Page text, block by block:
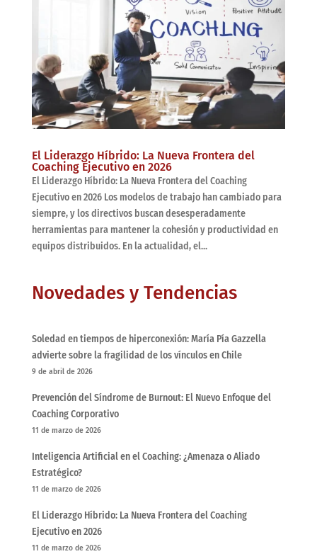
El Liderazgo Híbrido: La Nueva Frontera del
Coaching Ejecutivo en 2026
El Liderazgo Híbrido: La Nueva Frontera del Coaching
Ejecutivo en 2026 Los modelos de trabajo han cambiado para
siempre, y los directivos buscan desesperadamente
herramientas para mantener la cohesión y productividad en
equipos distribuidos. En la actualidad, el...
Novedades y Tendencias
Soledad en tiempos de hiperconexión: María Pía Gazzella
advierte sobre la fragilidad de los vínculos en Chile
9 de abril de 2026
Prevención del Síndrome de Burnout: El Nuevo Enfoque del
Coaching Corporativo
11 de marzo de 2026
Inteligencia Artificial en el Coaching: ¿Amenaza o Aliado
Estratégico?
11 de marzo de 2026
El Liderazgo Híbrido: La Nueva Frontera del Coaching
Ejecutivo en 2026
11 de marzo de 2026